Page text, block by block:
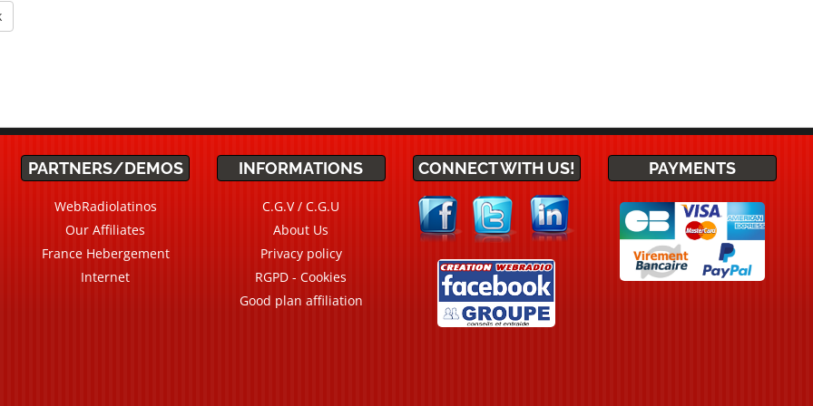
PARTNERS/DEMOS
WebRadiolatinos
Our Affiliates
France Hebergement
Internet
INFORMATIONS
C.G.V / C.G.U
About Us
Privacy policy
RGPD - Cookies
Good plan affiliation
CONNECT WITH US! PAYMENTS